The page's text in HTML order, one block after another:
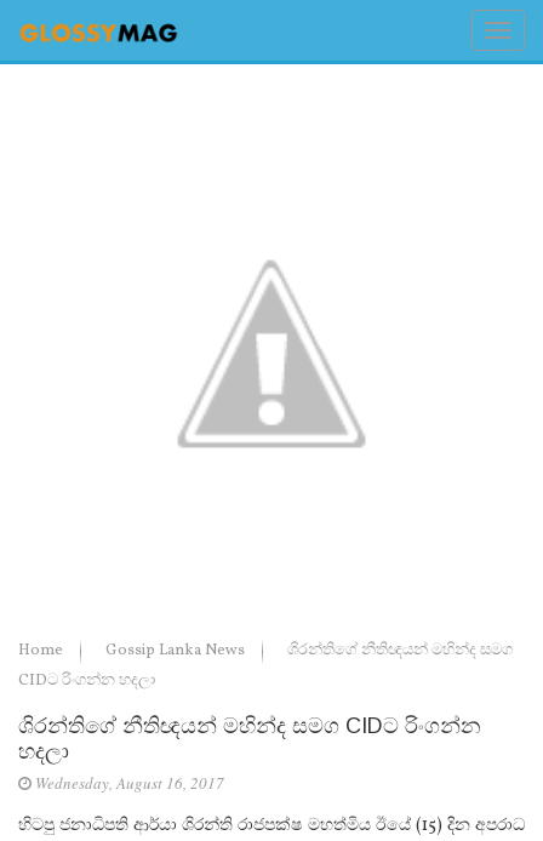
Home Gossip Lanka News
ශිරන්තිගේ නීතිඥයන් මහින්ද සමග
CIDට රිංගන්න හදලා
ශිරන්තිගේ නීතිඥයන් මහින්ද සමග CIDට රිංගන්න
හදලා
Wednesday, August 16, 2017
හිටපු ජනාධිපති ආර්යා ශිරන්ති රාජපක්ෂ මහත්මිය ඊයේ (15) දින අපරාධ